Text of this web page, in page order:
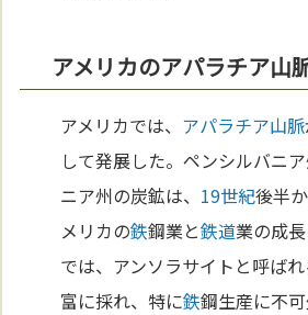
アメリカのアパラチア山
アメリカでは、 アパラチア山脈
して発展した。ペンシルバニ
ニア州の炭鉱は、 19世紀後半
メリカの鉄鋼業と鉄道業の成
では、アンソラサイトと呼ば
富に採れ、特に鉄鋼生産に不